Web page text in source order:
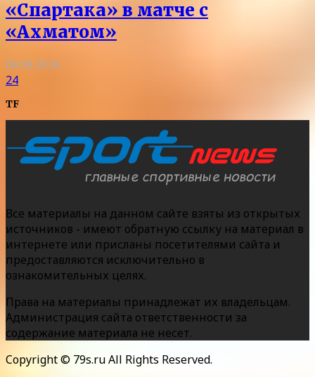
«Спартака» в матче с
«Ахматом»
08.08.2026
24
TF
Все материалы на данном сайте взяты из открытых
источников - имеют обратную ссылку на материал в
интернете или присланы посетителями сайта и
предоставляются исключительно в
ознакомительных целях.
Права на материалы принадлежат их владельцам.
Администрация сайта ответственности за
содержание материала не несет.
Copyright © 79s.ru All Rights Reserved.